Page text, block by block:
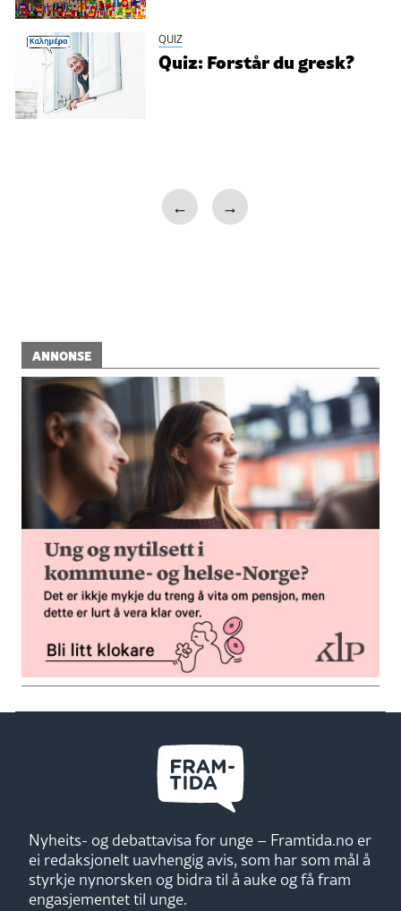
QUIZ
Quiz: Forstår du gresk?
← →
ANNONSE
Nyheits- og debattavisa for unge – Framtida.no er
ei redaksjonelt uavhengig avis, som har som mål å
styrkje nynorsken og bidra til å auke og få fram
engasjementet til unge.